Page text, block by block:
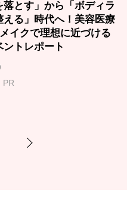
落とす」から「ボディラ
える」時代へ！美容医療
イクで理想に近づける
ントレポート
PR
Next